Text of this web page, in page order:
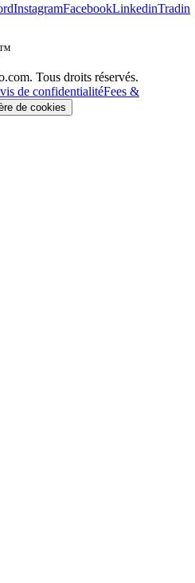
InstagramFacebookLinkedinTradin
Tous droits réservés.
de confidentialitéFees &
de cookies